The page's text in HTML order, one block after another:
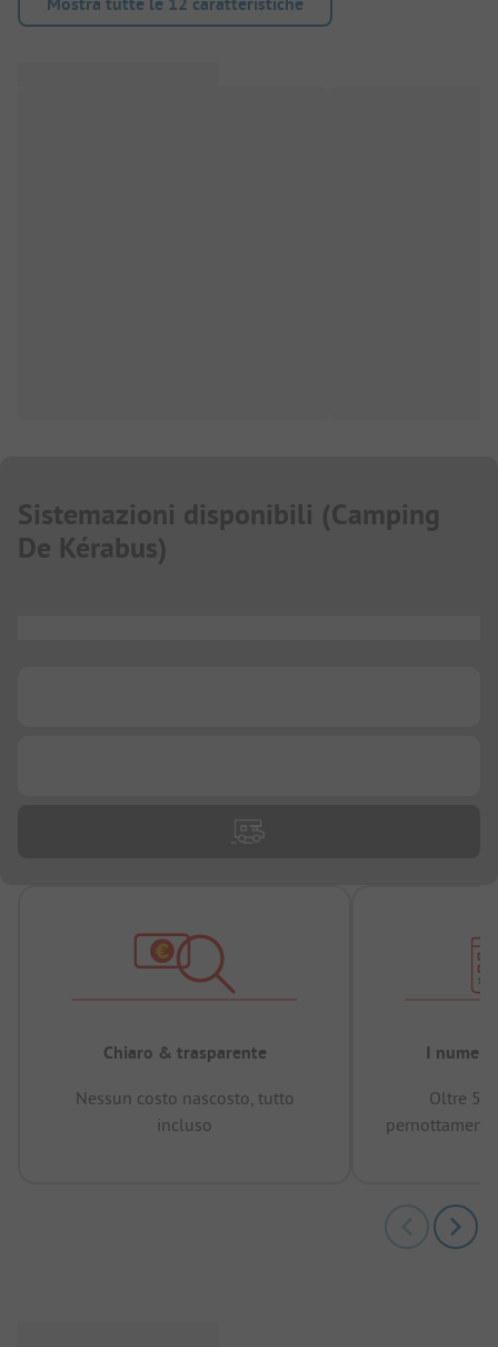
Sistemazioni disponibili (Camping
De Kérabus)
Chiaro & trasparente
Nessun costo nascosto, tutto
incluso
I numeri
Oltre